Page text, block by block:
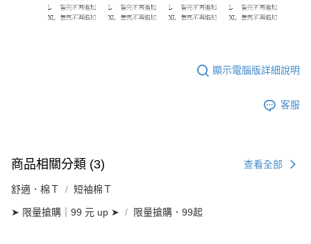
顯示電腦版詳細說明
客服
商品相關分類 (3) 查看全部
舒適．棉Ｔ 短袖棉Ｔ
➤ 限量搶購｜99 元 up ➤ 限量搶購．99起